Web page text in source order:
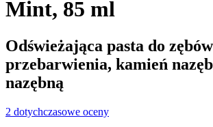
Mint, 85 ml
Odświeżająca pasta do
przebarwienia, kamień
nazębną
2 dotychczasowe oceny